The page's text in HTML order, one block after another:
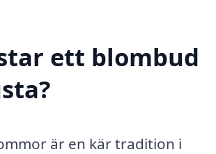
ett blombud
är en kär tradition i